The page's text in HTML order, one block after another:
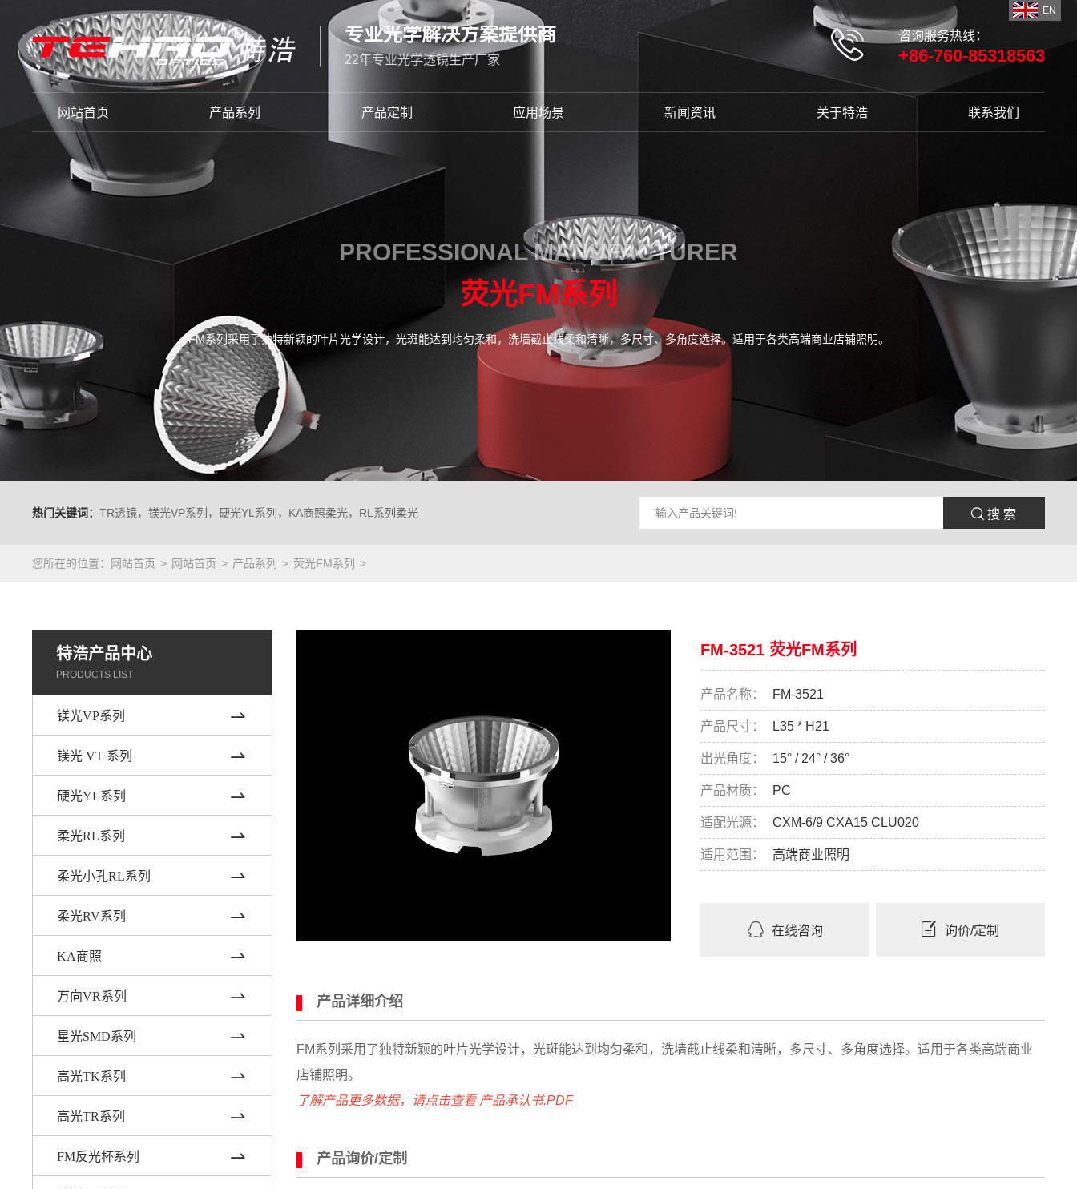
专业光学解决方案提供商
22年专业光学透镜生产厂家
咨询服务热线：
+86-760-85318563
EN
网站首页 产品系列 产品定制 应用场景 新闻资讯 关于特浩 联系我们
PROFESSIONAL MANUFACTURER
荧光FM系列
FM系列采用了独特新颖的叶片光学设计，光斑能达到均匀柔和，洗墙截止线柔和清晰，多尺寸、多角度选择。适用于各类高端商业店铺照明。
热门关键词：TR透镜，镁光VP系列，硬光YL系列，KA商照柔光，RL系列柔光  搜 索
您所在的位置： 网站首页 网站首页 产品系列 荧光FM系列
FM-3521 荧光FM系列
产品名称： FM-3521
产品尺寸： L35 * H21
出光角度： 15° / 24° / 36°
产品材质： PC
适配光源： CXM-6/9 CXA15 CLU020
适用范围： 高端商业照明
在线咨询 询价/定制
产品详细介绍
FM系列采用了独特新颖的叶片光学设计，光斑能达到均匀柔和，洗墙截止线柔和清晰，多尺寸、多角度选择。适用于各类高端商业
店铺照明。
了解产品更多数据，请点击查看 产品承认书.PDF
产品询价/定制
特浩产品中心
PRODUCTS LIST
镁光VP系列
镁光 VT 系列
硬光YL系列
柔光RL系列
柔光小孔RL系列
柔光RV系列
KA商照
万向VR系列
星光SMD系列
高光TK系列
高光TR系列
FM反光杯系列